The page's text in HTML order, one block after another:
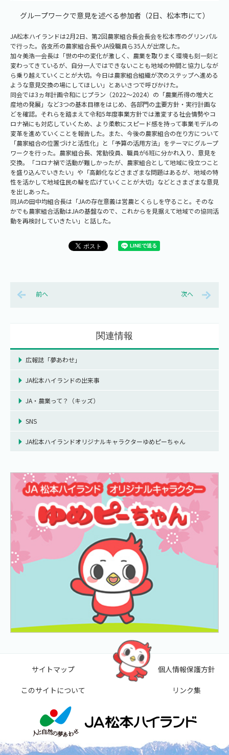
グループワークで意見を述べる参加者（2日、松本市にて）
JA松本ハイランドは2月2日、第2回農家組合長会長会を松本市のグリンパル
で行った。各支所の農家組合長やJA役職員ら35人が出席した。
加々美浩一会長は「世の中の変化が激しく、農業を取りまく環境も刻一刻と
変わってきているが、自分一人ではできないことも地域の仲間と協力しなが
ら乗り越えていくことが大切。今日は農家組合組織が次のステップへ進める
ような意見交換の場にしてほしい」とあいさつで呼びかけた。
同会では3ヵ年計画令和にじプラン（2022～2024）の「農業所得の増大と
産地の発展」など3つの基本目標をはじめ、各部門の主要方針・実行計画な
どを確認。それらを踏まえて令和5年度事業方針では激変する社会情勢やコ
ロナ禍にも対応していくため、より柔軟にスピード感を持って事業モデルの
変革を進めていくことを報告した。また、今後の農家組合の在り方について
「農家組合の位置づけと活性化」と「予算の活用方法」をテーマにグループ
ワークを行った。農家組合長、常勤役員、職員が6班に分かれ入り、意見を
交換。「コロナ禍で活動が難しかったが、農家組合として地域に役立つこと
を盛り込んでいきたい」や「高齢化などさまざまな問題はあるが、地域の特
性を活かして地域住民の輪を広げていくことが大切」などとさまざまな意見
を出しあった。
同JAの田中均組合長は「JAの存在意義は営農とくらしを守ること。そのな
かでも農家組合活動はJAの基盤なので、これからを見据えて地域での協同活
動を再検討していきたい」と話した。
前へ 次へ
関連情報
広報誌「夢あわせ」
JA松本ハイランドの出来事
JA・農業って？（キッズ）
SNS
JA松本ハイランドオリジナルキャラクターゆめピーちゃん
サイトマップ
このサイトについて
個人情報保護方針
リンク集